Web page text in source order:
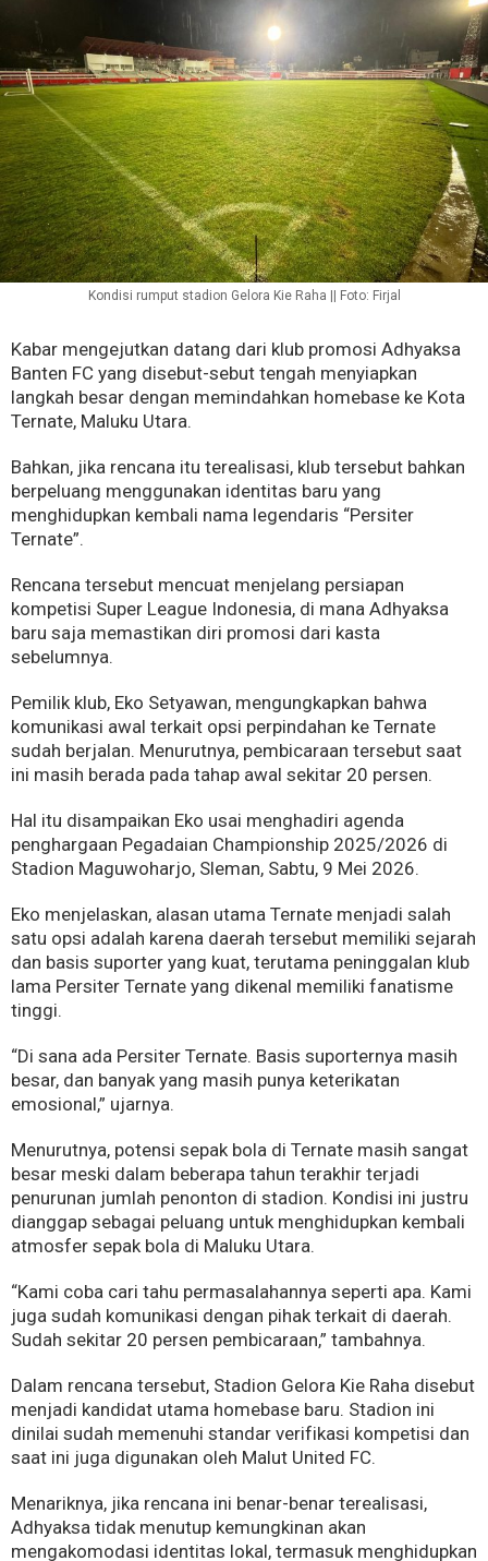
Kondisi rumput stadion Gelora Kie Raha || Foto: Firjal
Kabar mengejutkan datang dari klub promosi Adhyaksa
Banten FC yang disebut-sebut tengah menyiapkan
langkah besar dengan memindahkan homebase ke Kota
Ternate, Maluku Utara.
Bahkan, jika rencana itu terealisasi, klub tersebut bahkan
berpeluang menggunakan identitas baru yang
menghidupkan kembali nama legendaris “Persiter
Ternate”.
Rencana tersebut mencuat menjelang persiapan
kompetisi Super League Indonesia, di mana Adhyaksa
baru saja memastikan diri promosi dari kasta
sebelumnya.
Pemilik klub, Eko Setyawan, mengungkapkan bahwa
komunikasi awal terkait opsi perpindahan ke Ternate
sudah berjalan. Menurutnya, pembicaraan tersebut saat
ini masih berada pada tahap awal sekitar 20 persen.
Hal itu disampaikan Eko usai menghadiri agenda
penghargaan Pegadaian Championship 2025/2026 di
Stadion Maguwoharjo, Sleman, Sabtu, 9 Mei 2026.
Eko menjelaskan, alasan utama Ternate menjadi salah
satu opsi adalah karena daerah tersebut memiliki sejarah
dan basis suporter yang kuat, terutama peninggalan klub
lama Persiter Ternate yang dikenal memiliki fanatisme
tinggi.
“Di sana ada Persiter Ternate. Basis suporternya masih
besar, dan banyak yang masih punya keterikatan
emosional,” ujarnya.
Menurutnya, potensi sepak bola di Ternate masih sangat
besar meski dalam beberapa tahun terakhir terjadi
penurunan jumlah penonton di stadion. Kondisi ini justru
dianggap sebagai peluang untuk menghidupkan kembali
atmosfer sepak bola di Maluku Utara.
“Kami coba cari tahu permasalahannya seperti apa. Kami
juga sudah komunikasi dengan pihak terkait di daerah.
Sudah sekitar 20 persen pembicaraan,” tambahnya.
Dalam rencana tersebut, Stadion Gelora Kie Raha disebut
menjadi kandidat utama homebase baru. Stadion ini
dinilai sudah memenuhi standar verifikasi kompetisi dan
saat ini juga digunakan oleh Malut United FC.
Menariknya, jika rencana ini benar-benar terealisasi,
Adhyaksa tidak menutup kemungkinan akan
mengakomodasi identitas lokal, termasuk menghidupkan